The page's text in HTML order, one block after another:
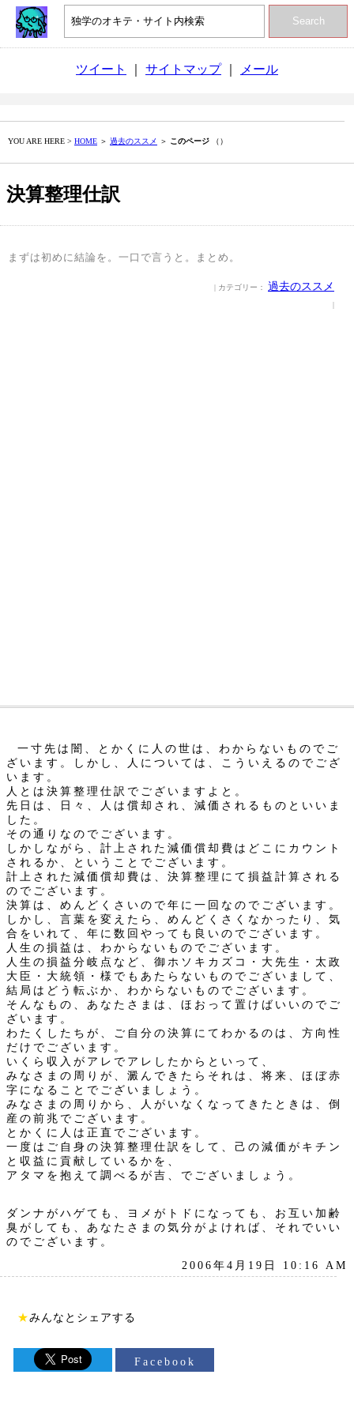
Search
ツイート サイトマップ｜ メール
YOU ARE HERE > HOME ＞ 過去のススメ ＞ このページ （）
決算整理仕訳
まずは初めに結論を。一口で言うと。まとめ。
| カテゴリー： 過去のススメ
|
一寸先は闇、とかくに人の世は、わからないものでご
ざいます。しかし、人については、こういえるのでござ
います。
人とは決算整理仕訳でございますよと。
先日は、日々、人は償却され、減価されるものといいま
した。
その通りなのでございます。
しかしながら、計上された減価償却費はどこにカウント
されるか、ということでございます。
計上された減価償却費は、決算整理にて損益計算される
のでございます。
決算は、めんどくさいので年に一回なのでございます。
しかし、言葉を変えたら、めんどくさくなかったり、気
合をいれて、年に数回やっても良いのでございます。
人生の損益は、わからないものでございます。
人生の損益分岐点など、御ホソキカズコ・大先生・太政
大臣・大統領・様でもあたらないものでございまして、
結局はどう転ぶか、わからないものでございます。
そんなもの、あなたさまは、ほおって置けばいいのでご
ざいます。
わたくしたちが、ご自分の決算にてわかるのは、方向性
だけでございます。
いくら収入がアレでアレしたからといって、
みなさまの周りが、澱んできたらそれは、将来、ほぼ赤
字になることでございましょう。
みなさまの周りから、人がいなくなってきたときは、倒
産の前兆でございます。
とかくに人は正直でございます。
一度はご自身の決算整理仕訳をして、己の減価がキチン
と収益に貢献しているかを、
アタマを抱えて調べるが吉、でございましょう。
ダンナがハゲても、ヨメがトドになっても、お互い加齢
臭がしても、あなたさまの気分がよければ、それでいい
のでございます。
2006年4月19日 10:16 AM
★みんなとシェアする
Facebook